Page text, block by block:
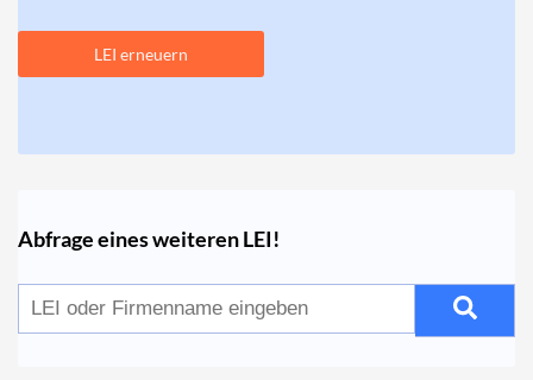
LEI erneuern
Abfrage eines weiteren LEI!